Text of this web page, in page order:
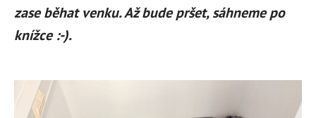
zase běhat venku. Až bude pršet, sáhneme po
knížce :-).